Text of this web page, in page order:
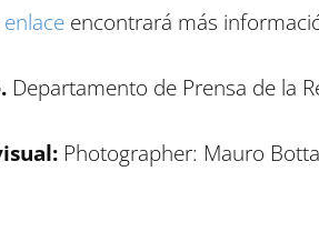
encontrará más
Departamento de Prensa de la
Photographer: Mauro